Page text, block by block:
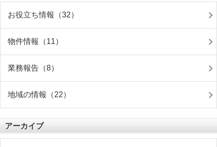
お役立ち情報（32）
物件情報（11）
業務報告（8）
地域の情報（22）
アーカイブ